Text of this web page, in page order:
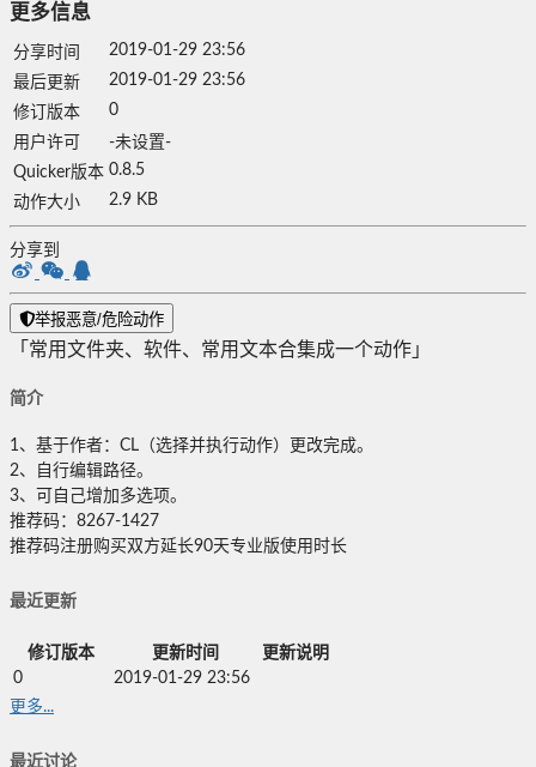
更多信息
分享时间
2019-01-29 23:56
最后更新
2019-01-29 23:56
修订版本
0
用户许可
-未设置-
Quicker版本 0.8.5
动作大小
2.9 KB
分享到
举报恶意/危险动作
「常用文件夹、软件、常用文本合集成一个动作」
简介
1、基于作者：CL（选择并执行动作）更改完成。
2、自行编辑路径。
3、可自己增加多选项。
推荐码：8267-1427
推荐码注册购买双方延长90天专业版使用时长
最近更新
修订版本 更新时间
更新说明
0
2019-01-29 23:56
更多...
最近讨论